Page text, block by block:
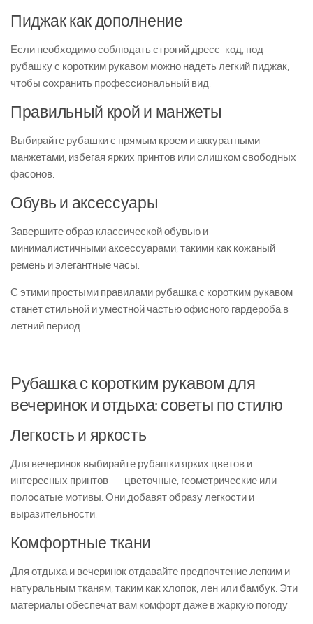
Пиджак как дополнение
Если необходимо соблюдать строгий дресс-код, под
рубашку с коротким рукавом можно надеть легкий пиджак,
чтобы сохранить профессиональный вид.
Правильный крой и манжеты
Выбирайте рубашки с прямым кроем и аккуратными
манжетами, избегая ярких принтов или слишком свободных
фасонов.
Обувь и аксессуары
Завершите образ классической обувью и
минималистичными аксессуарами, такими как кожаный
ремень и элегантные часы.
С этими простыми правилами рубашка с коротким рукавом
станет стильной и уместной частью офисного гардероба в
летний период.
Рубашка с коротким рукавом для
вечеринок и отдыха: советы по стилю
Легкость и яркость
Для вечеринок выбирайте рубашки ярких цветов и
интересных принтов — цветочные, геометрические или
полосатые мотивы. Они добавят образу легкости и
выразительности.
Комфортные ткани
Для отдыха и вечеринок отдавайте предпочтение легким и
натуральным тканям, таким как хлопок, лен или бамбук. Эти
материалы обеспечат вам комфорт даже в жаркую погоду.